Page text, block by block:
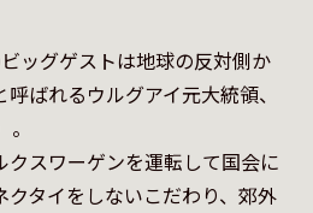
ッグゲストは地球の反対側か
ばれるウルグアイ元大統領、
スワーゲンを運転して国会に
タイをしないこだわり、郊外